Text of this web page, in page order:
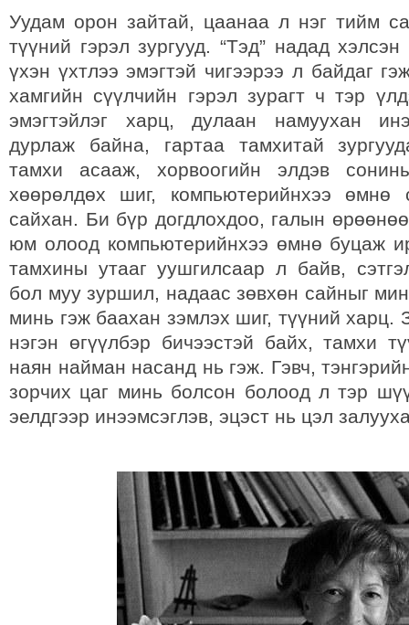
Уудам орон зайтай, цаанаа л нэг тийм
түүний гэрэл зургууд. “Тэд” надад
үхэн үхтлээ эмэгтэй чигээрээ л байдаг
хамгийн сүүлчийн гэрэл зурагт ч тэр
эмэгтэйлэг харц, дулаан намуухан
дурлаж байна, гартаа тамхитай
тамхи асааж, хорвоогийн элдэв
хөөрөлдөх шиг, компьютерийнхээ өмнө
сайхан. Би бүр догдлохдоо, галын
юм олоод компьютерийнхээ өмнө буцаж
тамхины утааг уушгилсаар л байв,
бол муу зуршил, надаас зөвхөн сайныг
минь гэж баахан зэмлэх шиг, түүний харц.
нэгэн өгүүлбэр бичээстэй байх, тамхи
наян найман насанд нь гэж. Гэвч,
зорчих цаг минь болсон болоод л тэр
эелдгээр инээмсэглэв, эцэст нь цэл